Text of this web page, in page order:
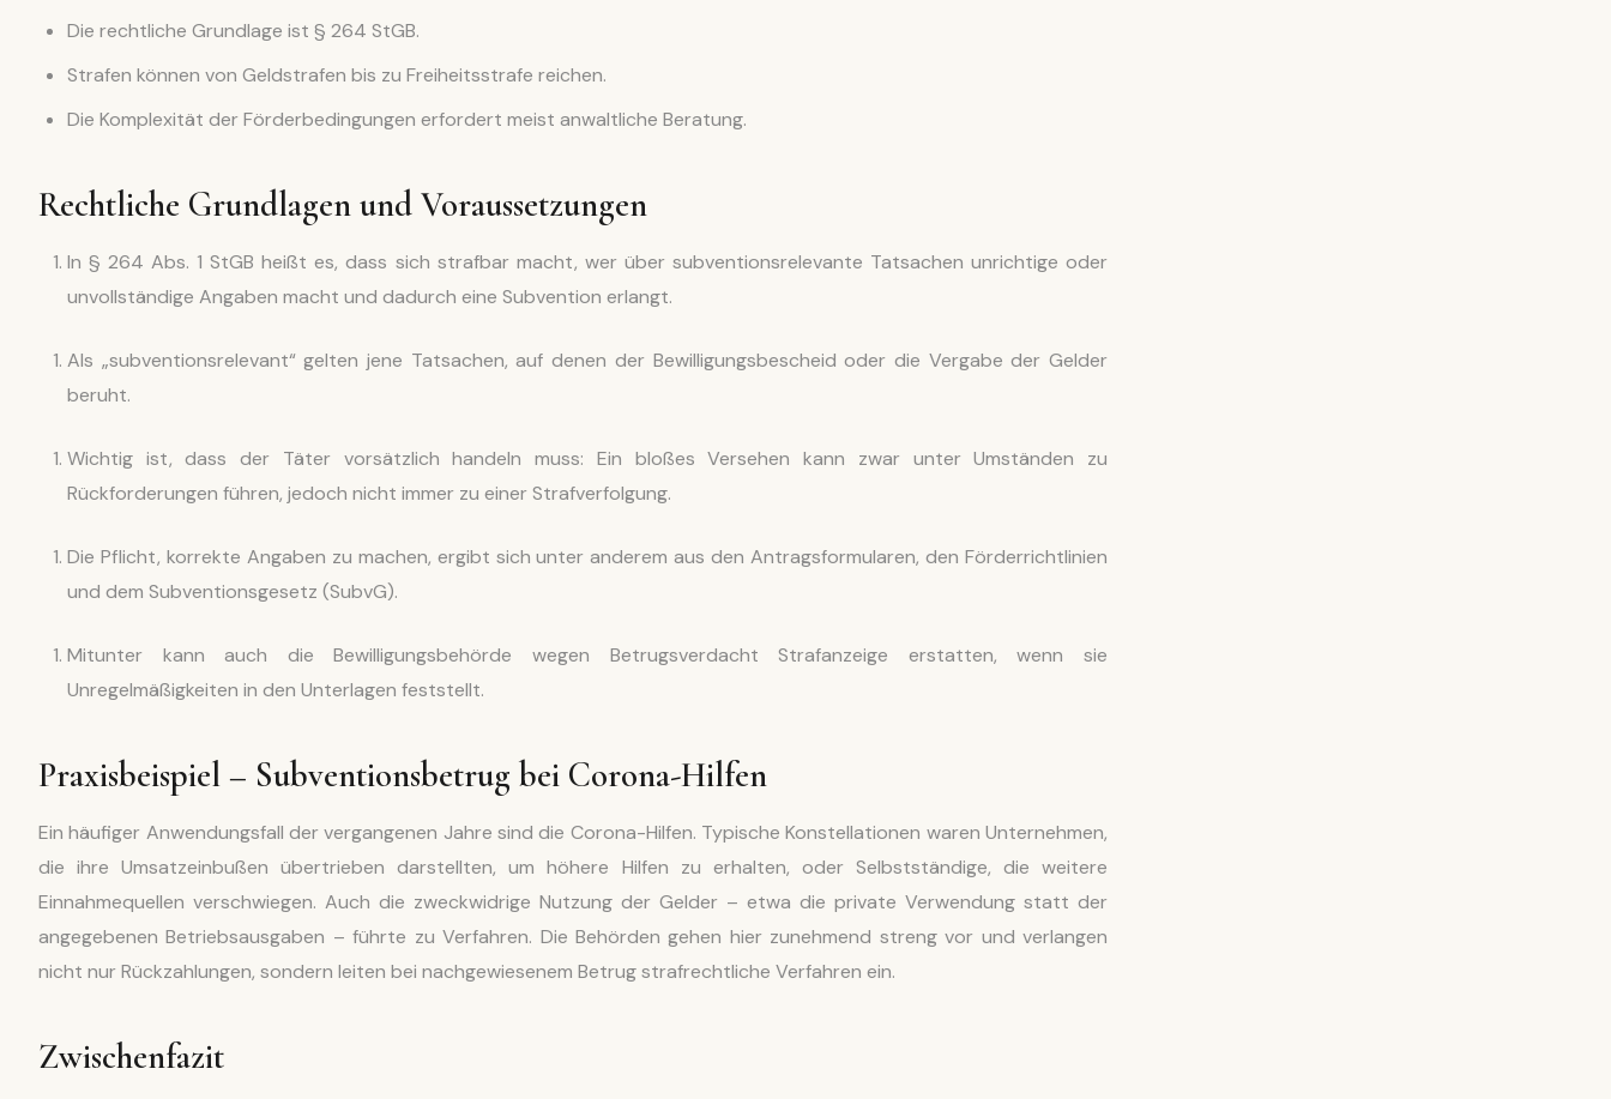
Die rechtliche Grundlage ist § 264 StGB.
Strafen können von Geldstrafen bis zu Freiheitsstrafe reichen.
Die Komplexität der Förderbedingungen erfordert meist anwaltliche Beratung.
Rechtliche Grundlagen und Voraussetzungen
In § 264 Abs. 1 StGB heißt es, dass sich strafbar macht, wer über subventionsrelevante Tatsachen unrichtige oder
unvollständige Angaben macht und dadurch eine Subvention erlangt.
Als „subventionsrelevant“ gelten jene Tatsachen, auf denen der Bewilligungsbescheid oder die Vergabe der Gelder
beruht.
Wichtig ist, dass der Täter vorsätzlich handeln muss: Ein bloßes Versehen kann zwar unter Umständen zu
Rückforderungen führen, jedoch nicht immer zu einer Strafverfolgung.
Die Pflicht, korrekte Angaben zu machen, ergibt sich unter anderem aus den Antragsformularen, den Förderrichtlinien
und dem Subventionsgesetz (SubvG).
Mitunter kann auch die Bewilligungsbehörde wegen Betrugsverdacht Strafanzeige erstatten, wenn sie
Unregelmäßigkeiten in den Unterlagen feststellt.
Praxisbeispiel – Subventionsbetrug bei Corona-Hilfen
Ein häufiger Anwendungsfall der vergangenen Jahre sind die Corona-Hilfen. Typische Konstellationen waren Unternehmen,
die ihre Umsatzeinbußen übertrieben darstellten, um höhere Hilfen zu erhalten, oder Selbstständige, die weitere
Einnahmequellen verschwiegen. Auch die zweckwidrige Nutzung der Gelder – etwa die private Verwendung statt der
angegebenen Betriebsausgaben – führte zu Verfahren. Die Behörden gehen hier zunehmend streng vor und verlangen
nicht nur Rückzahlungen, sondern leiten bei nachgewiesenem Betrug strafrechtliche Verfahren ein.
Zwischenfazit